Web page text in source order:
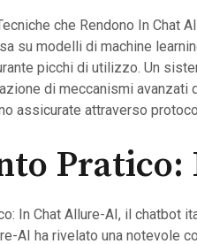
che Rendono In Chat
su modelli di machine
picchi di utilizzo. Un
di meccanismi
assicurate attraverso
In Chat Allure-AI, il
AI ha rivelato una notevole